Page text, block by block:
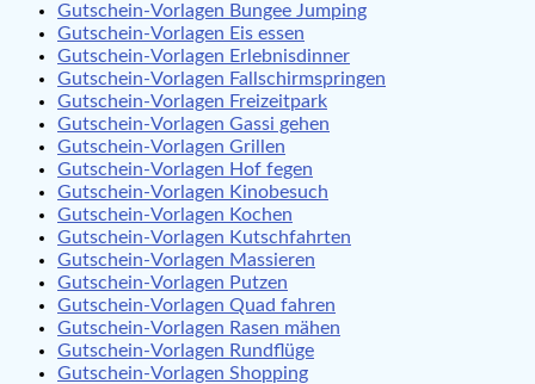
Gutschein-Vorlagen Bungee Jumping
Gutschein-Vorlagen Eis essen
Gutschein-Vorlagen Erlebnisdinner
Gutschein-Vorlagen Fallschirmspringen
Gutschein-Vorlagen Freizeitpark
Gutschein-Vorlagen Gassi gehen
Gutschein-Vorlagen Grillen
Gutschein-Vorlagen Hof fegen
Gutschein-Vorlagen Kinobesuch
Gutschein-Vorlagen Kochen
Gutschein-Vorlagen Kutschfahrten
Gutschein-Vorlagen Massieren
Gutschein-Vorlagen Putzen
Gutschein-Vorlagen Quad fahren
Gutschein-Vorlagen Rasen mähen
Gutschein-Vorlagen Rundflüge
Gutschein-Vorlagen Shopping